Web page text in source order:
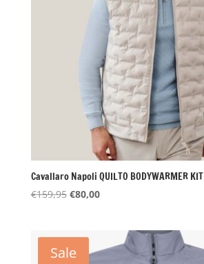
Cavallaro Napoli QUILTO BODYWARMER KIT
€159,95 Oorspronkelijke
€159,95.
€80,00Huidige
€80,00.
Sale